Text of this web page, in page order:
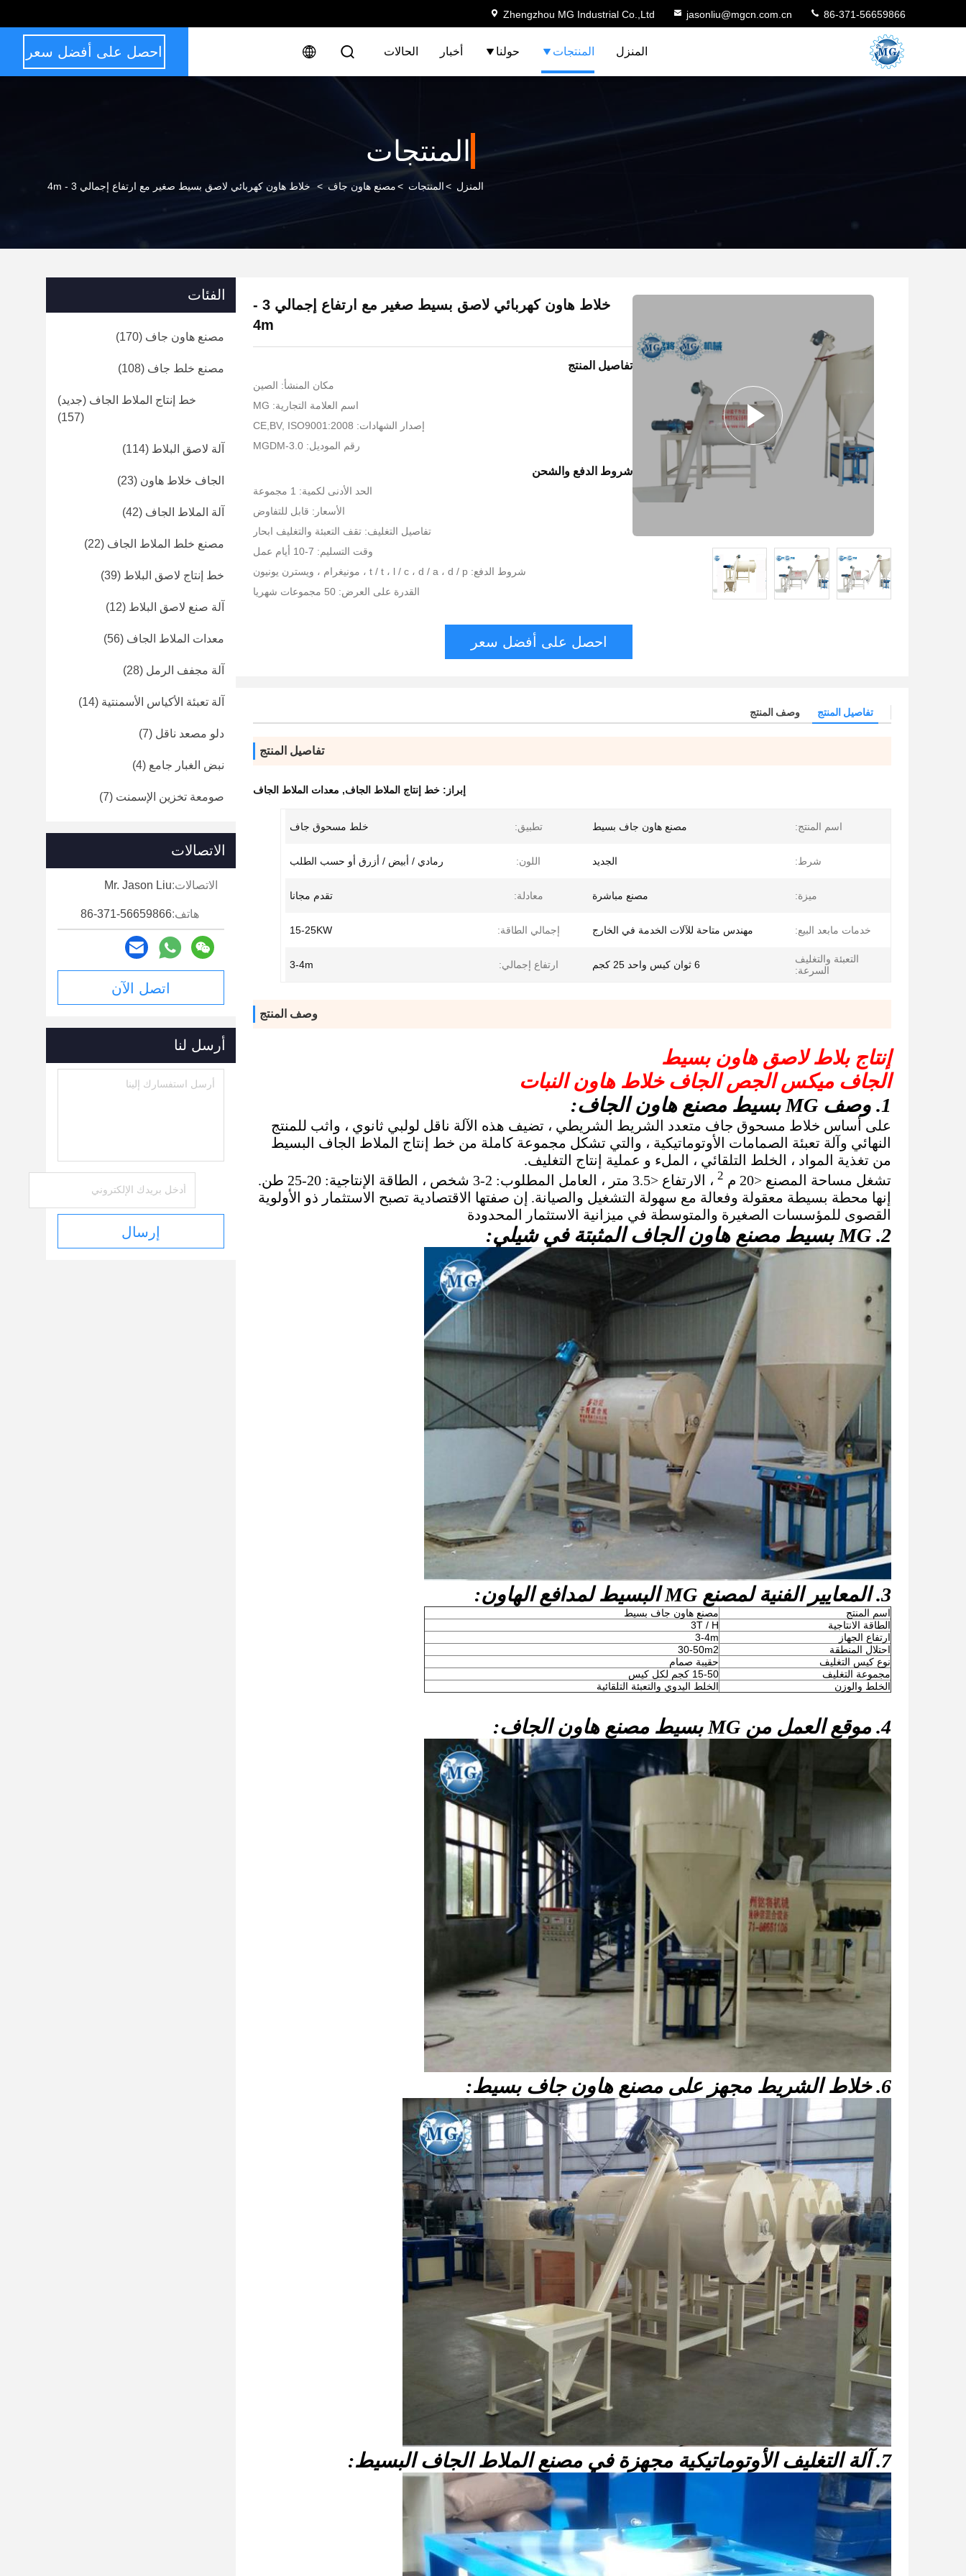
Zhengzhou MG Industrial Co.,Ltd jasonliu@mgcn.com.cn 86-371-56659866
المنزل المنتجات حولنا أخبار الحالات احصل على أفضل سعر
المنتجات
المنزل >المنتجات >مصنع هاون جاف > خلاط هاون كهربائي لاصق بسيط صغير مع ارتفاع إجمالي 3 - 4m
خلاط هاون كهربائي لاصق بسيط صغير مع ارتفاع إجمالي 3 -
4m
تفاصيل المنتج
مكان المنشأ: الصين
اسم العلامة التجارية: MG
إصدار الشهادات: CE,BV, ISO9001:2008
رقم الموديل: MGDM-3.0
شروط الدفع والشحن
الحد الأدنى لكمية: 1 مجموعة
الأسعار: قابل للتفاوض
تفاصيل التغليف: تقف التعبئة والتغليف ابحار
وقت التسليم: 7-10 أيام عمل
شروط الدفع: t / t ، l / c ، d / a ، d / p ، مونيغرام ، ويسترن يونيون
القدرة على العرض: 50 مجموعات شهريا
احصل على أفضل سعر
تفاصيل المنتج وصف المنتج
تفاصيل المنتج
إبراز: خط إنتاج الملاط الجاف, معدات الملاط الجاف
اسم المنتج: مصنع هاون جاف بسيط تطبيق: خلط مسحوق جاف
شرط: الجديد اللون: رمادي / أبيض / أزرق أو حسب الطلب
ميزة: مصنع مباشرة معادلة: تقدم مجانا
خدمات مابعد البيع: مهندس متاحة للآلات الخدمة في الخارج إجمالي الطاقة: 15-25KW
التعبئة والتغليف
السرعة:
6 ثوان كيس واحد 25 كجم ارتفاع إجمالي: 3-4m
وصف المنتج
إنتاج بلاط لاصق هاون بسيط
الجاف ميكس الجص الجاف خلاط هاون النبات
1. وصف MG بسيط مصنع هاون الجاف:
على أساس خلاط مسحوق جاف متعدد الشريط الشريطي ، تضيف هذه الآلة ناقل لولبي ثانوي ، واثب للمنتج
النهائي وآلة تعبئة الصمامات الأوتوماتيكية ، والتي تشكل مجموعة كاملة من خط إنتاج الملاط الجاف البسيط
من تغذية المواد ، الخلط التلقائي ، الملء و عملية إنتاج التغليف.
تشغل مساحة المصنع <20 م
2 ، الارتفاع <3.5 متر ، العامل المطلوب: 2-3 شخص ، الطاقة الإنتاجية: 20-25 طن.
إنها محطة بسيطة معقولة وفعالة مع سهولة التشغيل والصيانة. إن صفتها الاقتصادية تصبح الاستثمار ذو الأولوية
القصوى للمؤسسات الصغيرة والمتوسطة في ميزانية الاستثمار المحدودة
2. MG بسيط مصنع هاون الجاف المثبتة في شيلي:
3. المعايير الفنية لمصنع MG البسيط لمدافع الهاون:
اسم المنتج
مصنع هاون جاف بسيط
الطاقة الانتاجية
3T / H
ارتفاع الجهاز
3-4m
احتلال المنطقة
30-50m2
نوع كيس التغليف
حقيبة صمام
مجموعة التغليف
15-50 كجم لكل كيس
الخلط والوزن
الخلط اليدوي والتعبئة التلقائية
4. موقع العمل من MG بسيط مصنع هاون الجاف:
6. خلاط الشريط مجهز على مصنع هاون جاف بسيط:
7. آلة التغليف الأوتوماتيكية مجهزة في مصنع الملاط الجاف البسيط:
الفئات
مصنع هاون جاف (170)
مصنع خلط جاف (108)
خط إنتاج الملاط الجاف (جديد)
(157)
آلة لاصق البلاط (114)
الجاف خلاط هاون (23)
آلة الملاط الجاف (42)
مصنع خلط الملاط الجاف (22)
خط إنتاج لاصق البلاط (39)
آلة صنع لاصق البلاط (12)
معدات الملاط الجاف (56)
آلة مجفف الرمل (28)
آلة تعبئة الأكياس الأسمنتية (14)
دلو مصعد ناقل (7)
نبض الغبار جامع (4)
صومعة تخزين الإسمنت (7)
الاتصالات
الاتصالات:Mr. Jason Liu
هاتف:86-371-56659866
اتصل الآن
أرسل لنا
إرسال